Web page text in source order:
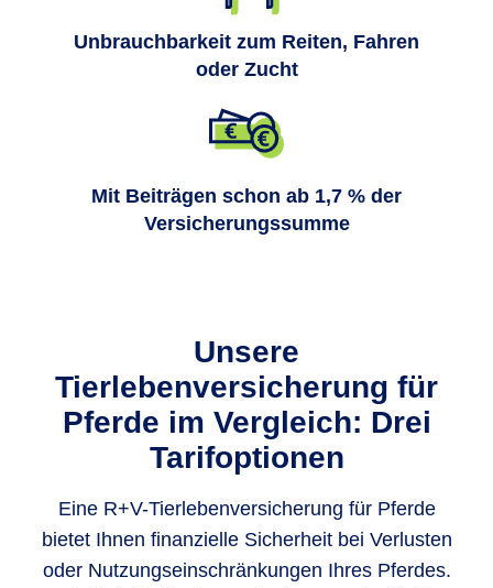
Unbrauchbarkeit zum Reiten, Fahren
oder Zucht
Mit Beiträgen schon ab 1,7 % der
Versicherungssumme
Unsere
Tierlebenversicherung für
Pferde im Vergleich: Drei
Tarifoptionen
Eine R+V-Tierlebenversicherung für Pferde
bietet Ihnen finanzielle Sicherheit bei Verlusten
oder Nutzungseinschränkungen Ihres Pferdes.